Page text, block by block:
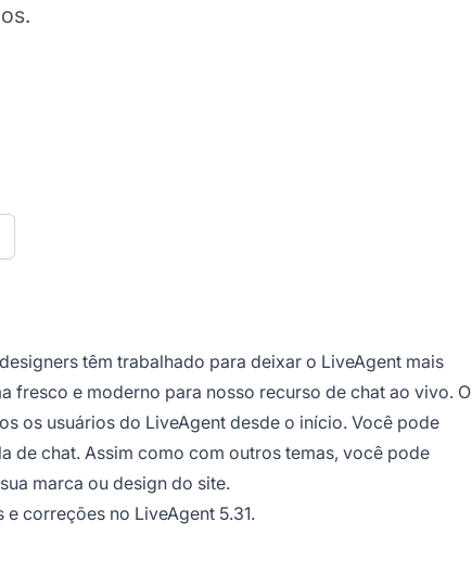
têm trabalhado para deixar o LiveAgent mais
fresco e moderno para nosso recurso de chat ao vivo. O
os usuários do LiveAgent desde o início. Você pode
de chat. Assim como com outros temas, você pode
marca ou design do site.
correções no LiveAgent 5.31.